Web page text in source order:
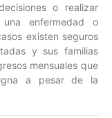
o realizar
enfermedad o
existen seguros
y sus familias
mensuales que
a pesar de la